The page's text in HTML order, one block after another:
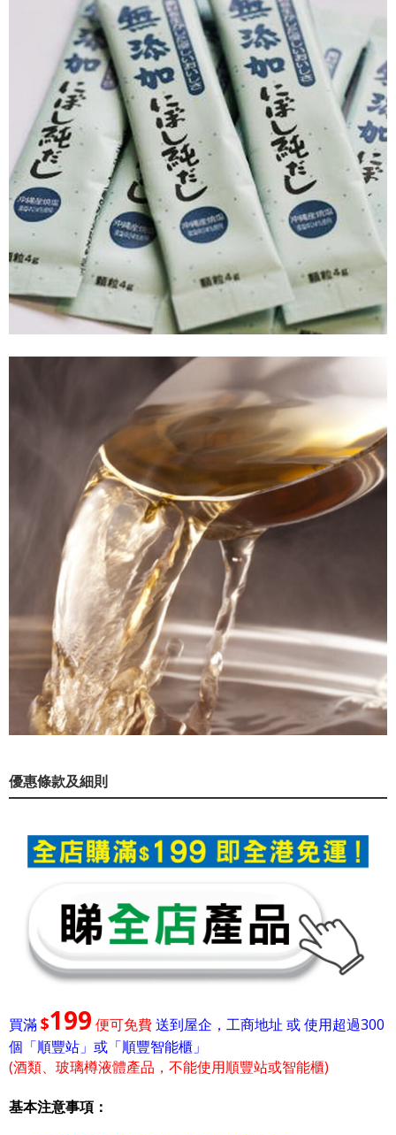
優惠條款及細則
買滿$199 便可免費送到屋企，工商地址 或 使用超過300
個「順豐站」或「順豐智能櫃」
(酒類、玻璃樽液體產品，不能使用順豐站或智能櫃)
基本注意事項：